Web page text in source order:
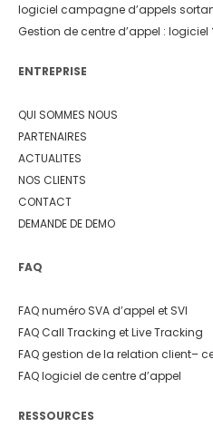
logiciel campagne d’appels
Gestion de centre d’appel : logiciel
ENTREPRISE
QUI SOMMES NOUS
PARTENAIRES
ACTUALITES
NOS CLIENTS
CONTACT
DEMANDE DE DEMO
FAQ
FAQ numéro SVA d’appel et SVI
FAQ Call Tracking et Live Tracking
FAQ gestion de la relation client–
FAQ logiciel de centre d’appel
RESSOURCES